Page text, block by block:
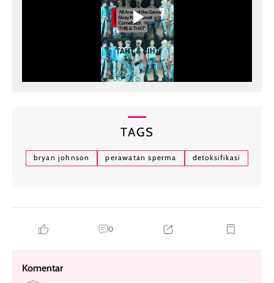
TAGS
bryan johnson perawatan sperma detoksifikasi
0
Komentar